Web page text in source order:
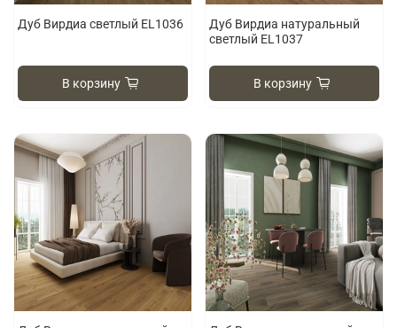
Дуб Вирдиа светлый EL1036
В корзину
Дуб Вирдиа натуральный
светлый EL1037
В корзину